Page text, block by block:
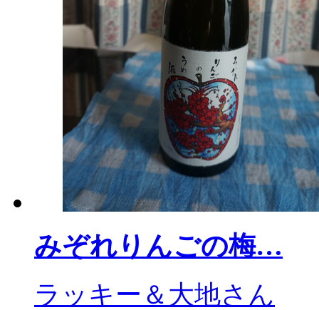
みぞれりんごの梅…
ラッキー＆大地さん